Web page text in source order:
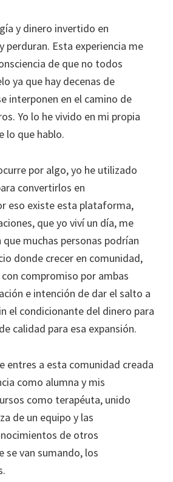
y dinero invertido en
perduran. Esta experiencia me
de que no todos
ya que hay decenas de
interponen en el camino de
Yo lo he vivido en mi propia
lo que hablo.
por algo, yo he utilizado
convertirlos en
eso existe esta plataforma,
que yo viví un día, me
que muchas personas podrían
donde crecer en comunidad,
compromiso por ambas
e intención de dar el salto a
el condicionante del dinero para
calidad para esa expansión.
entres a esta comunidad creada
como alumna y mis
como terapéuta, unido
de un equipo y las
de otros
se van sumando, los